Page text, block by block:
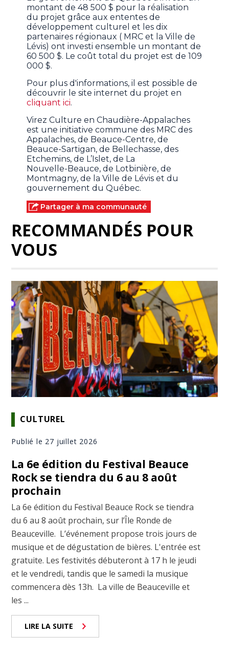
montant de 48 500 $ pour la réalisation
du projet grâce aux ententes de
développement culturel et les dix
partenaires régionaux ( MRC et la Ville de
Lévis) ont investi ensemble un montant de
60 500 $. Le coût total du projet est de 109
000 $.
Pour plus d'informations, il est possible de
découvrir le site internet du projet en
cliquant ici.
Virez Culture en Chaudière-Appalaches
est une initiative commune des MRC des
Appalaches, de Beauce-Centre, de
Beauce-Sartigan, de Bellechasse, des
Etchemins, de L’Islet, de La
Nouvelle-Beauce, de Lotbinière, de
Montmagny, de la Ville de Lévis et du
gouvernement du Québec.
Partager à ma communauté
RECOMMANDÉS POUR
VOUS
CULTUREL
Publié le 27 juillet 2026
La 6e édition du Festival Beauce
Rock se tiendra du 6 au 8 août
prochain
La 6e édition du Festival Beauce Rock se tiendra
du 6 au 8 août prochain, sur l’Île Ronde de
Beauceville. L’événement propose trois jours de
musique et de dégustation de bières. L'entrée est
gratuite. Les festivités débuteront à 17 h le jeudi
et le vendredi, tandis que le samedi la musique
commencera dès 13h. La ville de Beauceville et
les ...
LIRE LA SUITE